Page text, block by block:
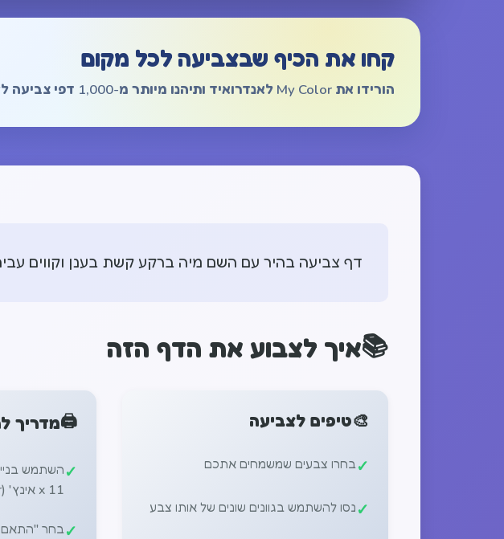
קחו את הכיף שבצביעה לכל מקום
הורידו את My Color לאנדרואיד ותיהנו מיותר מ-1,000 דפי צביעה ללא פרסומות.
דף צביעה בהיר עם השם מיה ברקע קשת בענן וקווים
📚איך לצבוע את הדף הזה
🎨טיפים לצביעה
בחרו צבעים שמשמחים אתכם
נסו להשתמש בגוונים שונים של אותו צבע
🖨️מדריך
x 11 אינץ' (Letter) או A4
בחר "התאם